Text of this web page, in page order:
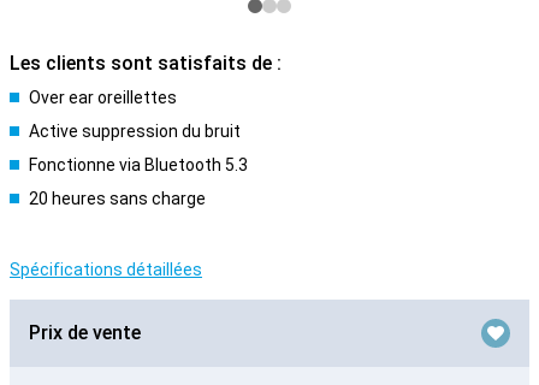
Les clients sont satisfaits de :
Over ear oreillettes
Active suppression du bruit
Fonctionne via Bluetooth 5.3
20 heures sans charge
Spécifications détaillées
Prix de vente